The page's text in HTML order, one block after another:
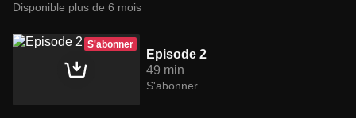
Disponible plus de 6 mois
S'abonner
Episode 2
49 min
S'abonner